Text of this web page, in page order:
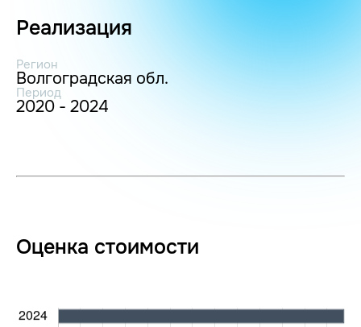
Реализация
Регион
Волгоградская обл.
Период
2020 - 2024
Оценка стоимости